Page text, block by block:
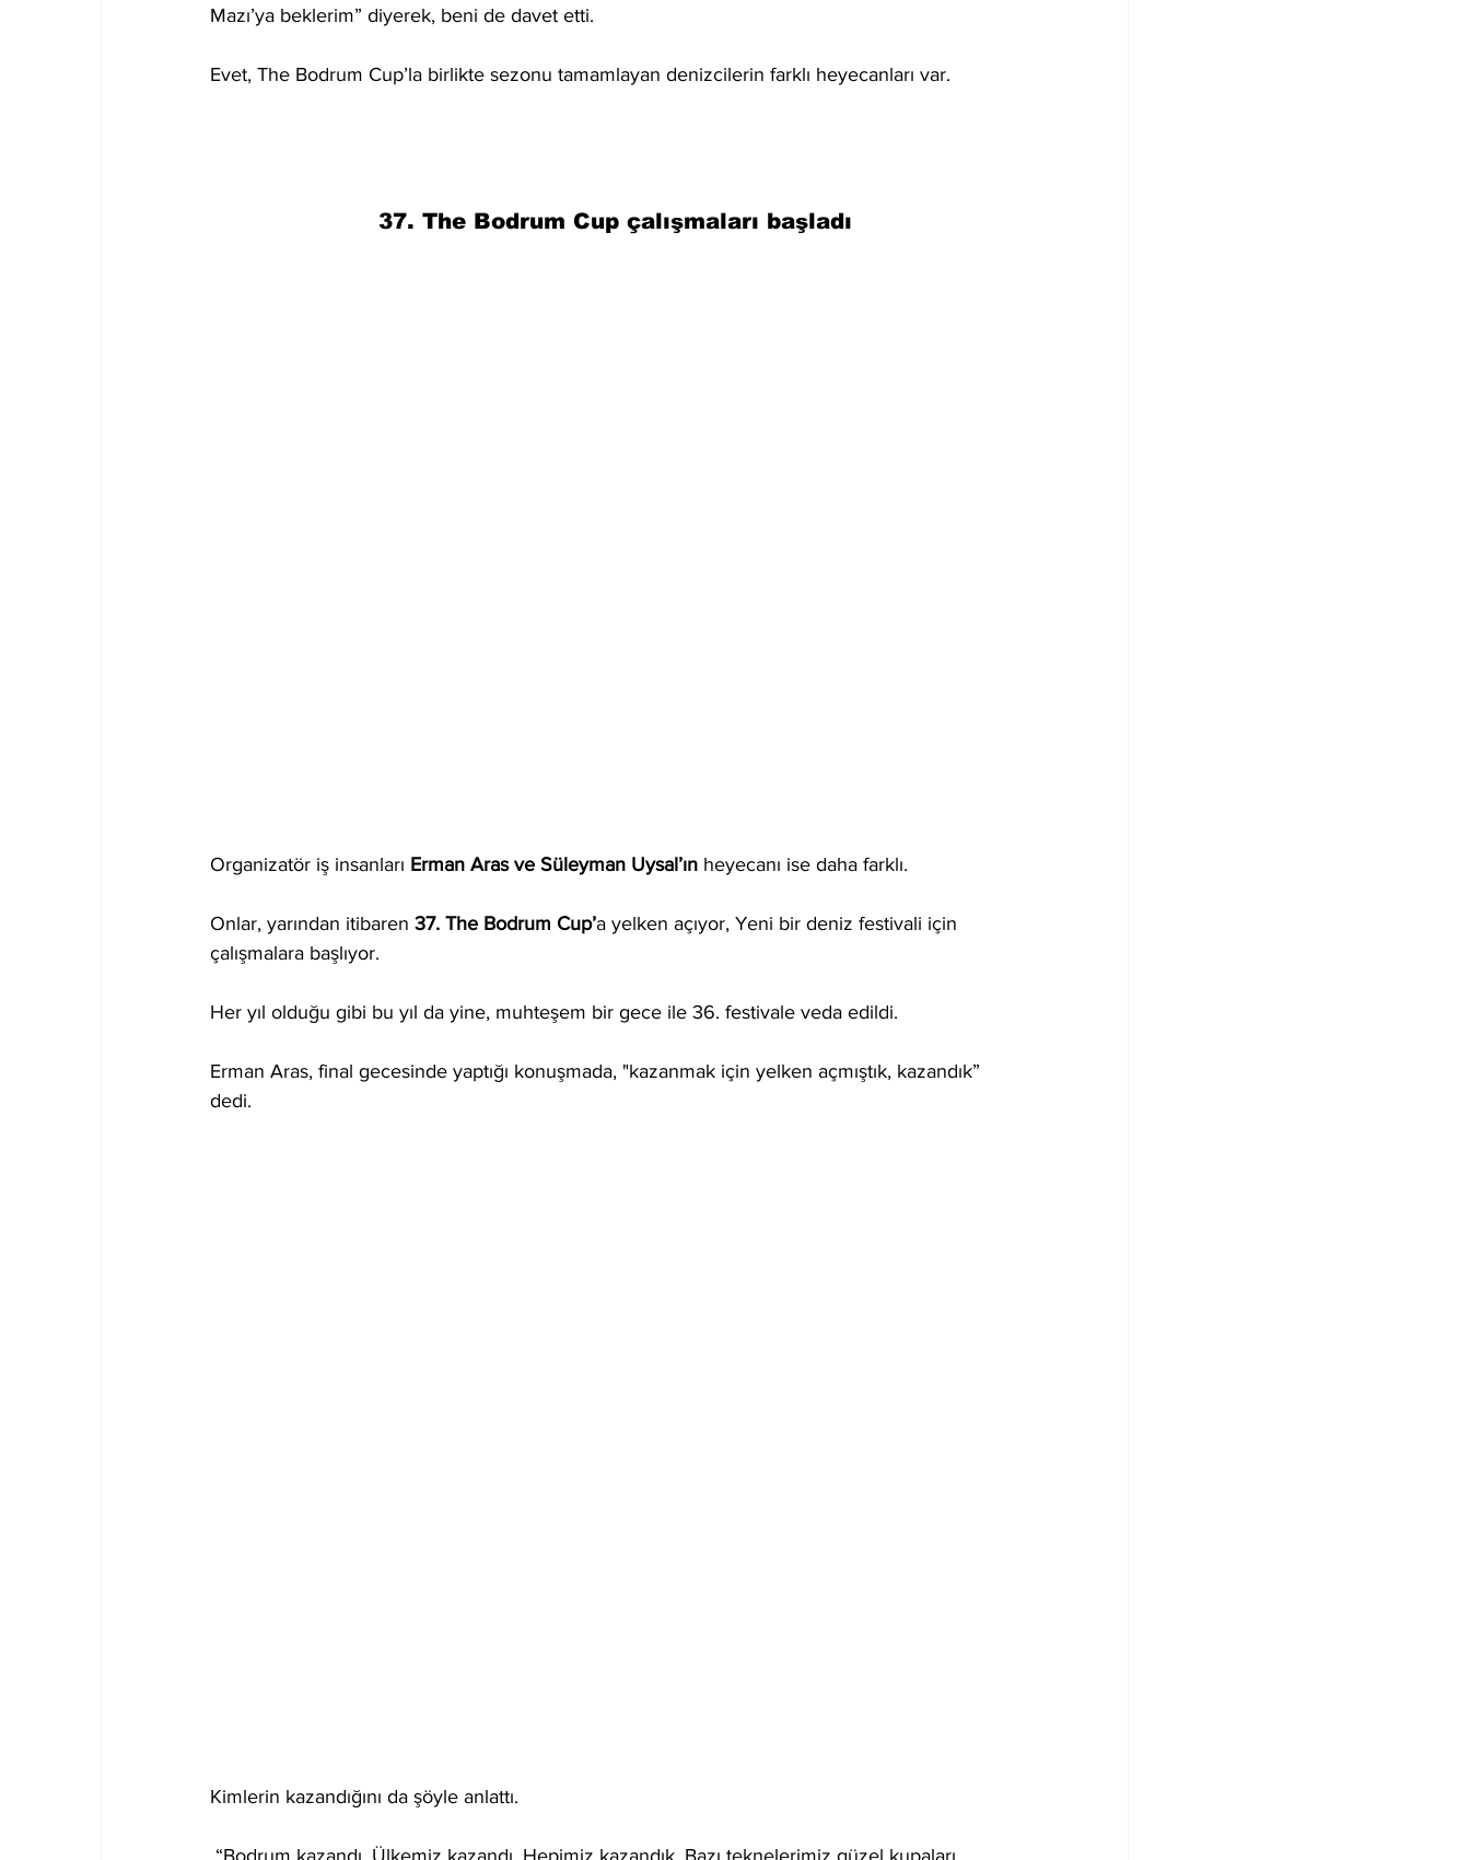
Mazı’ya beklerim” diyerek, beni de davet etti.
Evet, The Bodrum Cup’la birlikte sezonu tamamlayan denizcilerin farklı heyecanları var.
37. The Bodrum Cup çalışmaları başladı
Organizatör iş insanları Erman Aras ve Süleyman Uysal’ın heyecanı ise daha farklı.
Onlar, yarından itibaren 37. The Bodrum Cup’a yelken açıyor, Yeni bir deniz festivali için
çalışmalara başlıyor.
Her yıl olduğu gibi bu yıl da yine, muhteşem bir gece ile 36. festivale veda edildi.
Erman Aras, final gecesinde yaptığı konuşmada, "kazanmak için yelken açmıştık, kazandık”
dedi.
Kimlerin kazandığını da şöyle anlattı.